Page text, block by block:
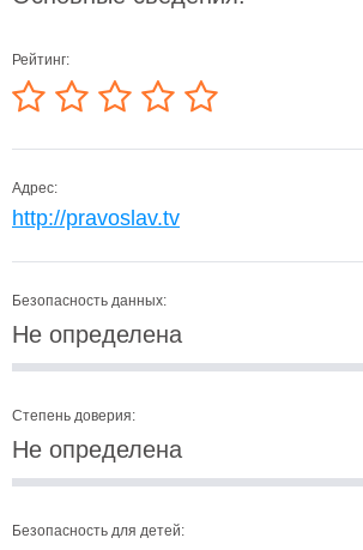
Рейтинг:
Адрес:
http://pravoslav.tv
Безопасность данных:
Не определена
Степень доверия:
Не определена
Безопасность для детей: